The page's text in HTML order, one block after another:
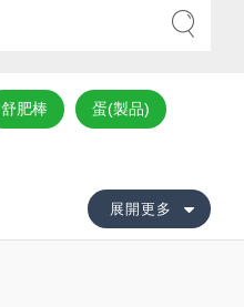
舒肥棒 蛋(製品)
展開更多